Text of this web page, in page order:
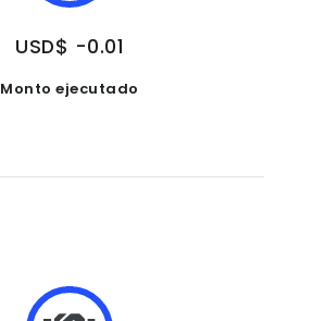
USD$ -0.01
Monto ejecutado